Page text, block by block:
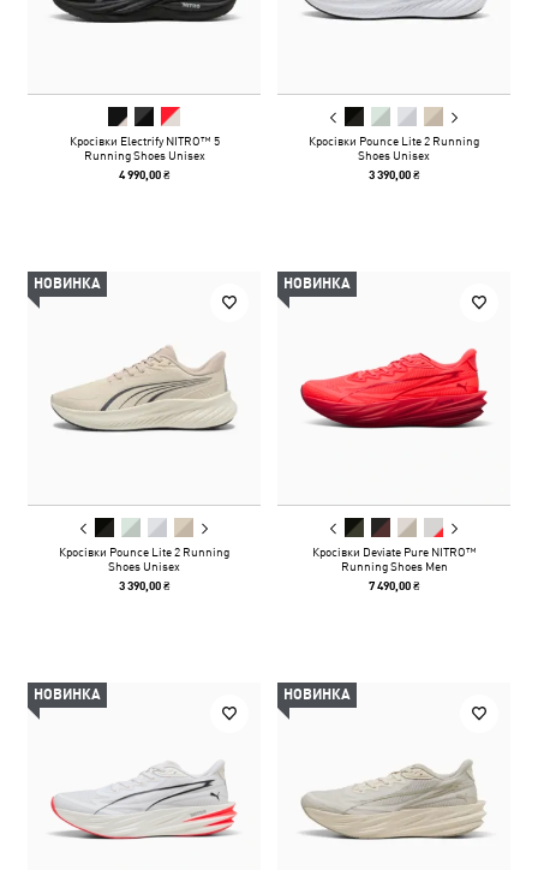
Кросівки Electrify NITRO™ 5
Running Shoes Unisex
4 990,00 ₴
Кросівки Pounce Lite 2 Running
Shoes Unisex
3 390,00 ₴
НОВИНКА
Кросівки Pounce Lite 2 Running
Shoes Unisex
3 390,00 ₴
НОВИНКА
Кросівки Deviate Pure NITRO™
Running Shoes Men
7 490,00 ₴
НОВИНКА НОВИНКА